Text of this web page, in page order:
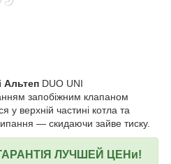
Альтеп DUO UNI
запобіжним клапаном
у верхній частині котла та
— скидаючи зайве тиску.
ЛУЧШЕЙ ЦЕНи!